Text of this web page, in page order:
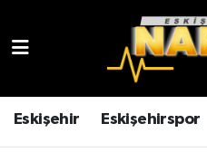
Eskişehir Eskişehirspor
Çevre
Eskişehir Hava Durumu
Eskişehir Trafik